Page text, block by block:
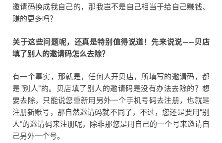
邀请码换成我自己的，那我岂不是自己相当于给自己赚钱、
赚的更多吗？
关于这些问题呢，还真是特别值得说道！先来说说——贝店
填了别人的邀请码怎么去除？
有一个事实，那就是，任何人开贝店，所填写的邀请码，都
是“别人”的。贝店填了别人的邀请码是没有办法去除的？想
要去除，只能说您重新用另外一个手机号码去注册，也就是
注册新账号，那自然邀请码就不同了，不过，您还是要用“别
人”的邀请码来注册呢，除非那您是用自己的一个号来邀请自
己另外一个号。